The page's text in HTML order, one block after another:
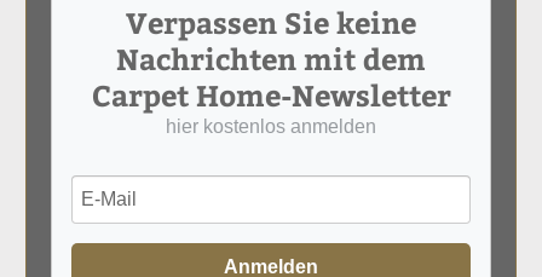
Verpassen Sie keine
Nachrichten mit dem
Carpet Home-Newsletter
hier kostenlos anmelden
Anmelden